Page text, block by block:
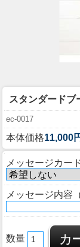
スタンダード
ec-0017
本体価格11,000
メッセージカー
メッセージ内容
数量